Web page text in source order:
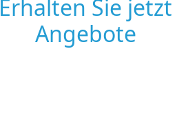
Erhalten Sie jetzt
Angebote